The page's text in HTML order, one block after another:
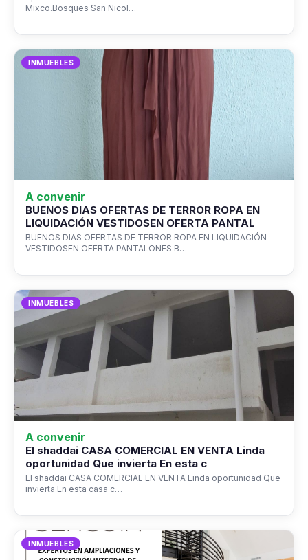
Mixco.Bosques San Nicol…
INMUEBLES
A convenir
BUENOS DIAS OFERTAS DE TERROR ROPA EN
LIQUIDACIÓN VESTIDOSEN OFERTA PANTAL
BUENOS DIAS OFERTAS DE TERROR ROPA EN LIQUIDACIÓN
VESTIDOSEN OFERTA PANTALONES B…
INMUEBLES
A convenir
El shaddai CASA COMERCIAL EN VENTA Linda
oportunidad Que invierta En esta c
El shaddai CASA COMERCIAL EN VENTA Linda oportunidad Que
invierta En esta casa c…
INMUEBLES